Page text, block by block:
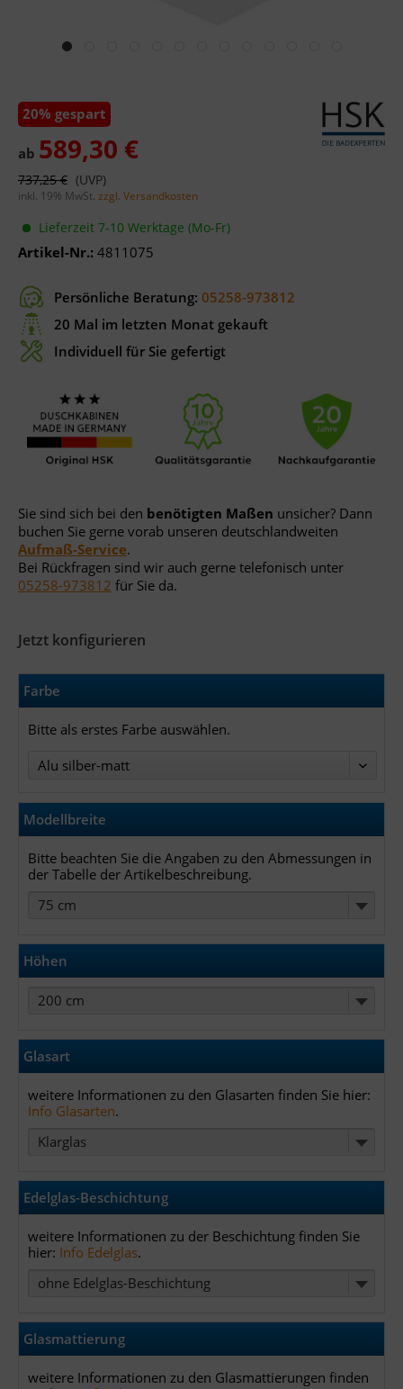
20% gespart
ab 589,30 €
737,25 €
inkl. 19% MwSt. zzgl. Versandkosten
Lieferzeit 7-10 Werktage (Mo-Fr)
Artikel-Nr.: 4811075
Persönliche Beratung: 05258-973812
20 Mal im letzten Monat gekauft
Individuell für Sie gefertigt
Sie sind sich bei den benötigten Maßen unsicher? Dann
buchen Sie gerne vorab unseren deutschlandweiten
Aufmaß-Service.
Bei Rückfragen sind wir auch gerne telefonisch unter
05258-973812 für Sie da.
Jetzt konfigurieren
Farbe
Bitte als erstes Farbe auswählen.
Modellbreite
Bitte beachten Sie die Angaben zu den Abmessungen in
der Tabelle der Artikelbeschreibung.
75 cm
Höhen
200 cm
Glasart
weitere Informationen zu den Glasarten finden Sie hier:
Info Glasarten.
Klarglas
Edelglas-Beschichtung
weitere Informationen zu der Beschichtung finden Sie
hier: Info Edelglas.
ohne Edelglas-Beschichtung
Glasmattierung
weitere Informationen zu den Glasmattierungen finden